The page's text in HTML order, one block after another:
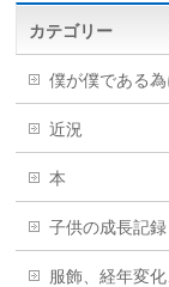
カテゴリー
僕が僕である為
近況
本
子供の成長記録
服飾、経年変